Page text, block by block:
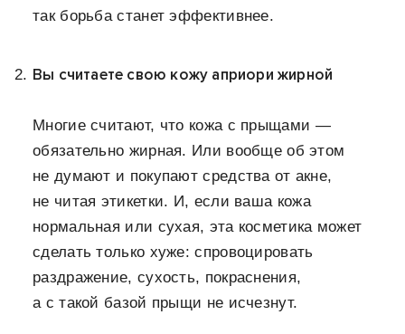
так борьба станет эффективнее.
Вы считаете свою кожу априори жирной
Многие считают, что кожа с прыщами —
обязательно жирная. Или вообще об этом
не думают и покупают средства от акне,
не читая этикетки. И, если ваша кожа
нормальная или сухая, эта косметика может
сделать только хуже: спровоцировать
раздражение, сухость, покраснения,
а с такой базой прыщи не исчезнут.